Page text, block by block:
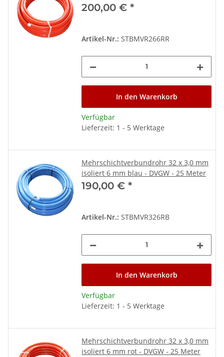
200,00 € *
Artikel-Nr.: STBMVR266RR
In den Warenkorb
Verfügbar
Lieferzeit: 1 - 5 Werktage
Mehrschichtverbundrohr 32 x 3,0 mm
isoliert 6 mm blau - DVGW - 25 Meter
190,00 € *
Artikel-Nr.: STBMVR326RB
In den Warenkorb
Verfügbar
Lieferzeit: 1 - 5 Werktage
Mehrschichtverbundrohr 32 x 3,0 mm
isoliert 6 mm rot - DVGW - 25 Meter